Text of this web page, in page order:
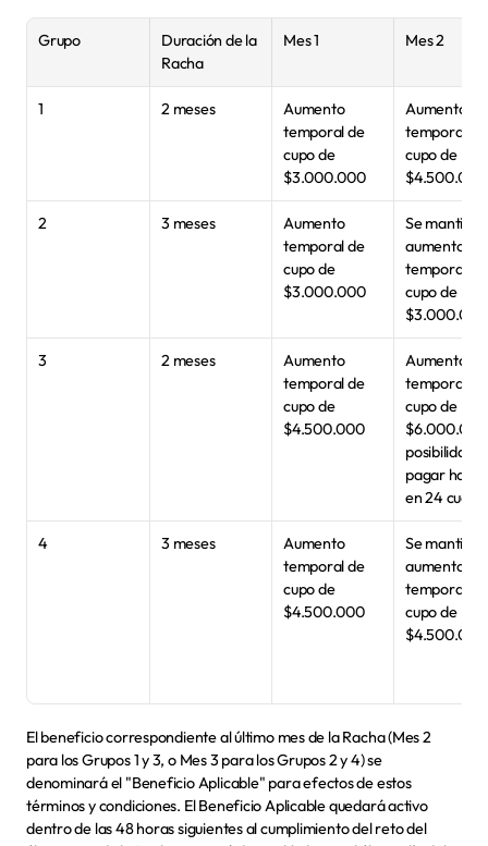
Descarga la app
Grupo
Duración de la
Racha
Mes 1 Mes 2
1 2 meses
Aumento
temporal de
cupo de
$3.000.000
Aumento
temporal de
cupo de
$4.500.000
2 3 meses
Aumento
temporal de
cupo de
$3.000.000
Se
aumento
temporal de
cupo de
$3.000.000
3 2 meses
Aumento
temporal de
cupo de
$4.500.000
Aumento
temporal de
cupo de
posibilidad
pagar hasta
en 24
4 3 meses
Aumento
temporal de
cupo de
$4.500.000
Se
aumento
temporal de
cupo de
$4.500.000
El beneficio correspondiente al último mes de la Racha (Mes 2
para los Grupos 1 y 3, o Mes 3 para los Grupos 2 y 4) se
denominará el "Beneficio Aplicable" para efectos de estos
términos y condiciones. El Beneficio Aplicable quedará activo
dentro de las 48 horas siguientes al cumplimiento del reto del